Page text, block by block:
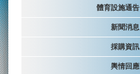
體育設施通告
新聞消息
採購資訊
輿情回應